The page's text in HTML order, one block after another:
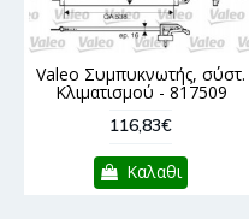
Valeo Συμπυκνωτής, σύστ.
Κλιματισμού - 817509
116,83€
Καλαθι